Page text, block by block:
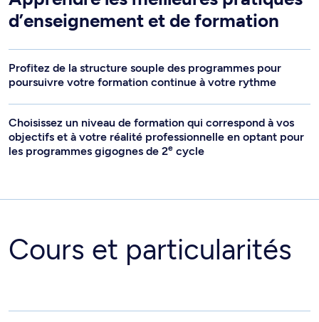
d’enseignement et de formation
Profitez de la structure souple des programmes pour
poursuivre votre formation continue à votre rythme
Choisissez un niveau de formation qui correspond à vos
objectifs et à votre réalité professionnelle en optant pour
les programmes gigognes de 2e cycle
Cours et particularités